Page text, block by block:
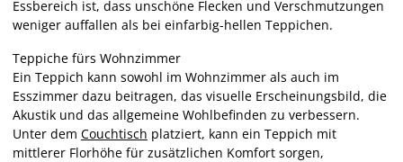
Essbereich ist, dass unschöne Flecken und Verschmutzungen
weniger auffallen als bei einfarbig-hellen Teppichen.
Teppiche fürs Wohnzimmer
Ein Teppich kann sowohl im Wohnzimmer als auch im
Esszimmer dazu beitragen, das visuelle Erscheinungsbild, die
Akustik und das allgemeine Wohlbefinden zu verbessern.
Unter dem Couchtisch platziert, kann ein Teppich mit
mittlerer Florhöhe für zusätzlichen Komfort sorgen,